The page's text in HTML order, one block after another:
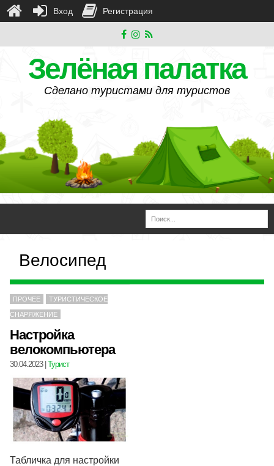
Зелёная палатка
Сделано туристами для туристов
Велосипед
ПРОЧЕЕ ТУРИСТИЧЕСКОЕ
СНАРЯЖЕНИЕ
Настройка
велокомпьютера
30.04.2023| Турист
Табличка для настройки
Вход Регистрация